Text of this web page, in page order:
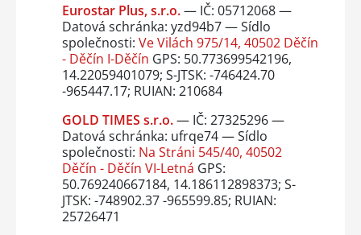
Eurostar Plus, s.r.o.— IČ: 05712068 —
Datová schránka: yzd94b7 — Sídlo
společnosti: Ve Vilách 975/14, 40502 Děčín
- Děčín I-Děčín GPS: 50.773699542196,
14.22059401079; S-JTSK: -746424.70
-965447.17; RUIAN: 210684
GOLD TIMES s.r.o.— IČ: 27325296 —
Datová schránka: ufrqe74 — Sídlo
společnosti: Na Stráni 545/40, 40502
Děčín - Děčín VI-Letná GPS:
50.769240667184, 14.186112898373; S-
JTSK: -748902.37 -965599.85; RUIAN:
25726471